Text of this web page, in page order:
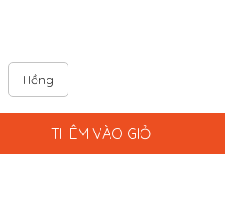
THÊM VÀO GIỎ
Hồng